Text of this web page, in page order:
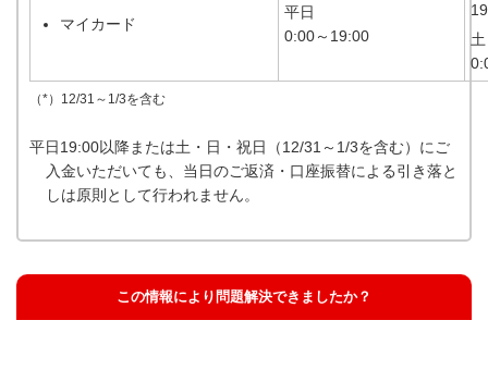
マイカード
平日
0:00～19:00
（*）12/31～1/3を含む
平日19:00以降または土・日・祝日（12/31～1/3を含む）にご
入金いただいても、当日のご返済・口座振替による引き落と
しは原則として行われません。
この情報により問題解決できましたか？